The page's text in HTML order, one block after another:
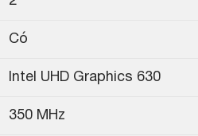
Có
Intel UHD Graphics 630
350 MHz